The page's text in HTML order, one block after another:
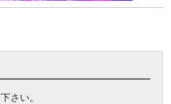
さい。